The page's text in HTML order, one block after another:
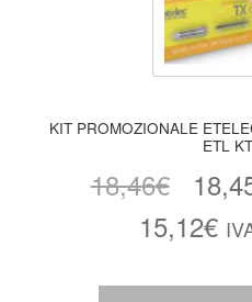
KIT PROMOZIONALE
ETL
18,46€
15,12€